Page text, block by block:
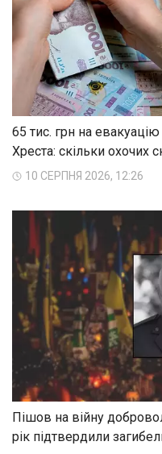
65 тис. грн на
Хреста: скільки охочих
10 СЕРПНЯ 2026, 12:26
Пішов на війну
рік підтвердили